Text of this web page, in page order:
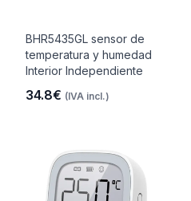
BHR5435GL sensor de
temperatura y humedad
Interior Independiente
34.8€ (IVA incl.)